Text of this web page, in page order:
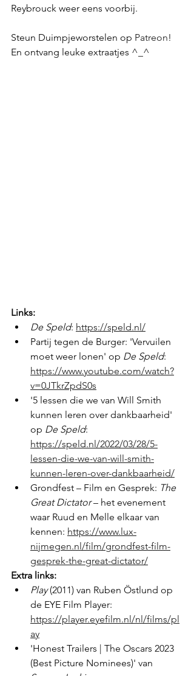
Reybrouck weer eens voorbij.
Steun Duimpjeworstelen op Patreon!
En ontvang leuke extraatjes ^_^
Links:
De Speld: https://speld.nl/
Partij tegen de Burger: 'Vervuilen
moet weer lonen' op De Speld:
https://www.youtube.com/watch?
v=0JTkrZpdS0s
'5 lessen die we van Will Smith
kunnen leren over dankbaarheid'
op De Speld:
https://speld.nl/2022/03/28/5-
lessen-die-we-van-will-smith-
kunnen-leren-over-dankbaarheid/
Grondfest – Film en Gesprek: The
Great Dictator – het evenement
waar Ruud en Melle elkaar van
kennen: https://www.lux-
nijmegen.nl/film/grondfest-film-
gesprek-the-great-dictator/
Extra links:
Play (2011) van Ruben Östlund op
de EYE Film Player:
https://player.eyefilm.nl/nl/films/pl
ay
'Honest Trailers | The Oscars 2023
(Best Picture Nominees)' van